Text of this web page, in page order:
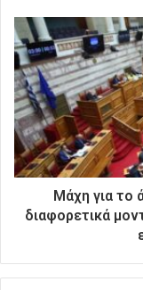
ή
σ
α
ς
δ
ι
ε
ύ
η
Μάχη για το
διαφορετικά